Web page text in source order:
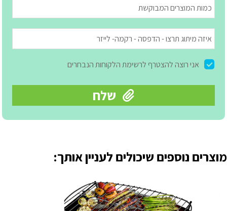
מוצרים נוספים שיכולים לעניין אותך: